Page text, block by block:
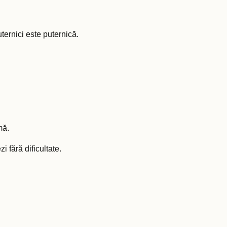
este puternică.
fără dificultate.